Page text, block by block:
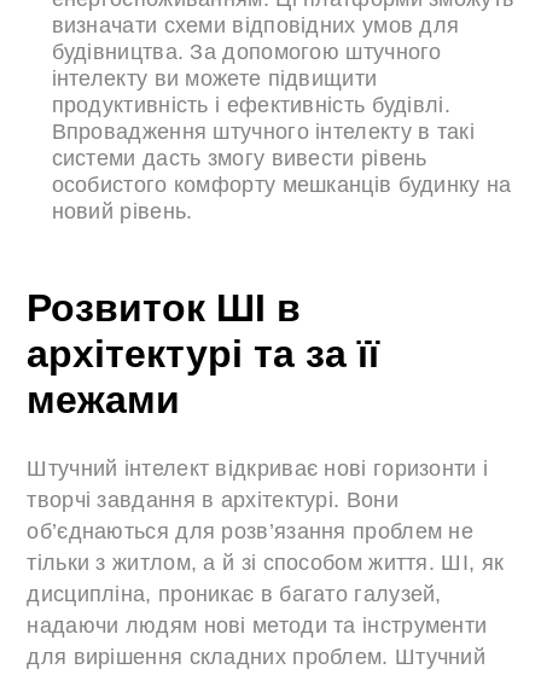
визначати схеми відповідних умов для
будівництва. За допомогою штучного
інтелекту ви можете підвищити
продуктивність і ефективність будівлі.
Впровадження штучного інтелекту в такі
системи дасть змогу вивести рівень
особистого комфорту мешканців будинку на
новий рівень.
Розвиток ШІ в
архітектурі та за її
межами
Штучний інтелект відкриває нові горизонти і
творчі завдання в архітектурі. Вони
об’єднаються для розв’язання проблем не
тільки з житлом, а й зі способом життя. ШІ, як
дисципліна, проникає в багато галузей,
надаючи людям нові методи та інструменти
для вирішення складних проблем. Штучний